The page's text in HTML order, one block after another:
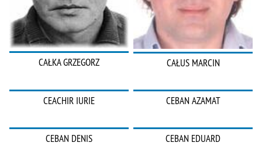
CAŁKA GRZEGORZ CAŁUS MARCIN
CEACHIR IURIE CEBAN AZAMAT
CEBAN DENIS CEBAN EDUARD